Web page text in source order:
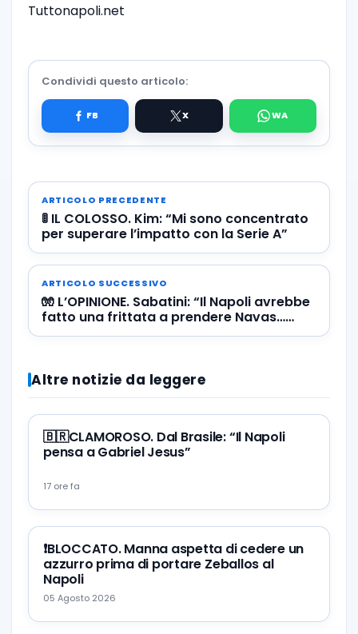
Tuttonapoli.net
Condividi questo articolo:
ARTICOLO PRECEDENTE
🚦 IL COLOSSO. Kim: “Mi sono concentrato
per superare l’impatto con la Serie A”
ARTICOLO SUCCESSIVO
🧤 L’OPINIONE. Sabatini: “Il Napoli avrebbe
fatto una frittata a prendere Navas…
Meret è superiore”
Altre notizie da leggere
🇧🇷CLAMOROSO. Dal Brasile: “Il Napoli
pensa a Gabriel Jesus”
17 ore fa
❗️BLOCCATO. Manna aspetta di cedere un
azzurro prima di portare Zeballos al
Napoli
05 Agosto 2026